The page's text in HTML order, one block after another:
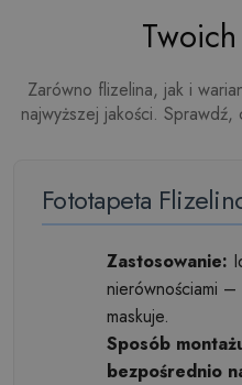
Zarówno flizelina, jak i
najwyższej jakości.
Fototapeta
Zastosowanie:
nierównościami –
maskuje.
Sposób
bezpośrednio